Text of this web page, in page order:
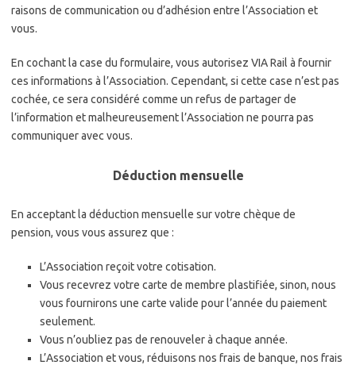
raisons de communication ou d’adhésion entre l’Association et
vous.
En cochant la case du formulaire, vous autorisez VIA Rail à fournir
ces informations à l’Association. Cependant, si cette case n’est pas
cochée, ce sera considéré comme un refus de partager de
l’information et malheureusement l’Association ne pourra pas
communiquer avec vous.
Déduction mensuelle
En acceptant la déduction mensuelle sur votre chèque de
pension, vous vous assurez que :
L’Association reçoit votre cotisation.
Vous recevrez votre carte de membre plastifiée, sinon, nous
vous fournirons une carte valide pour l’année du paiement
seulement.
Vous n’oubliez pas de renouveler à chaque année.
L’Association et vous, réduisons nos frais de banque, nos frais